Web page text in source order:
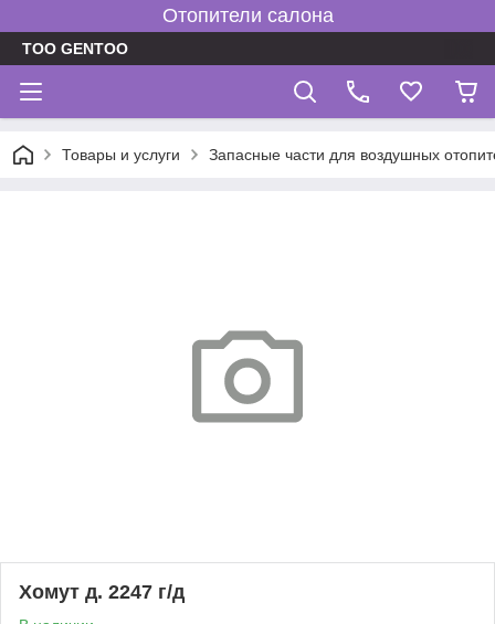
Отопители салона
TOO GENTOO
Товары и услуги Запасные части для воздушных
Хомут д. 2247 г/д